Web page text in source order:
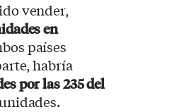
vender,
en
países
habría
por las 235 del